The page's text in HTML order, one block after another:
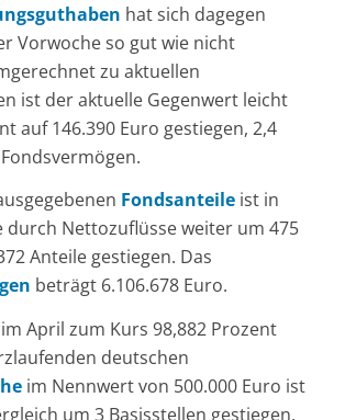
hat sich dagegen
Vorwoche so gut wie nicht
zu aktuellen
ist der aktuelle Gegenwert leicht
auf 146.390 Euro gestiegen, 2,4
Fondsanteileist in
durch Nettozuflüsse weiter um 475
Anteile gestiegen. Das
beträgt 6.106.678 Euro.
April zum Kurs 98,882 Prozent
deutschen
im Nennwert von 500.000 Euro ist
um 3 Basisstellen gestiegen,